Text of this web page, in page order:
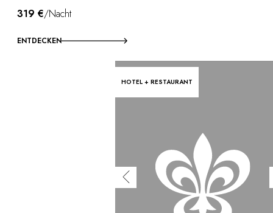
319 €/Nacht
ENTDECKEN
HOTEL + RESTAURANT